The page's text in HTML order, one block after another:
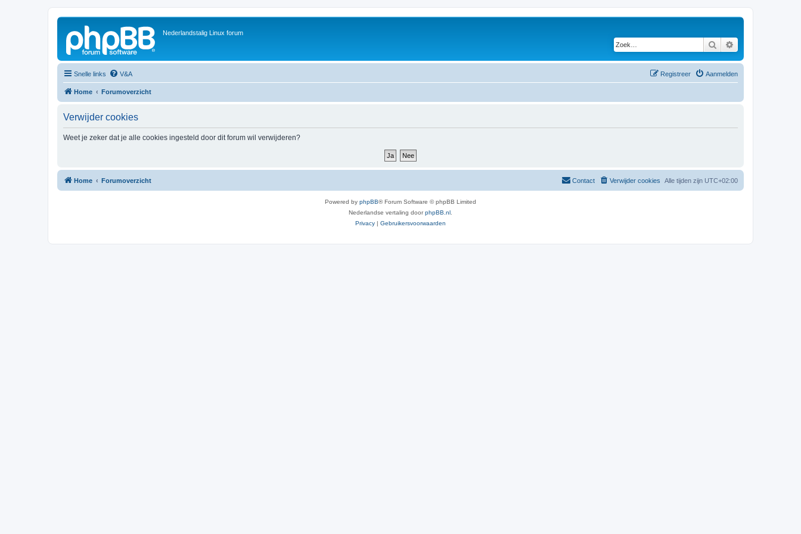
Nederlandstalig Linux forum
Zoek
Snelle links V&A Aanmelden
Registreer
Home Forumoverzicht
Verwijder cookies
Weet je zeker dat je alle cookies ingesteld door dit forum wil verwijderen?
Home Forumoverzicht Alle tijden zijn UTC+02:00
Verwijder cookies
Contact
Powered by phpBB® Forum Software © phpBB Limited
Nederlandse vertaling doorphpBB.nl
Privacy | Gebruikersvoorwaarden